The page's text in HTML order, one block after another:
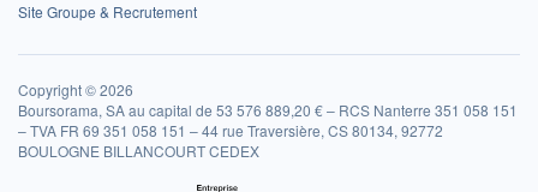
Site Groupe & Recrutement
Copyright © 2026
Boursorama, SA au capital de 53 576 889,20 € – RCS Nanterre 351 058 151
– TVA FR 69 351 058 151 – 44 rue Traversière, CS 80134, 92772
BOULOGNE BILLANCOURT CEDEX